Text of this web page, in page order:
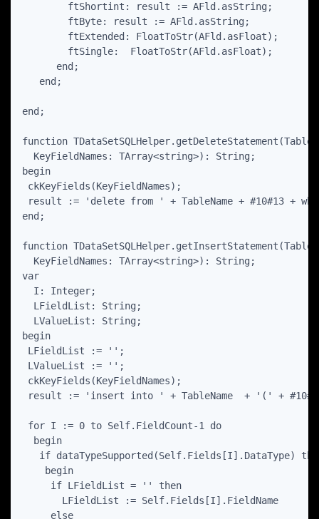
        ftShortint: result := AFld.asString;
        ftByte: result := AFld.asString;
        ftExtended: FloatToStr(AFld.asFloat);
        ftSingle:  FloatToStr(AFld.asFloat);
      end;
   end;
end;
function
  KeyFieldNames: TArray<string>): String;
begin
ckKeyFields(KeyFieldNames);
result := 'delete from ' + TableName + #10#13 +
end;
function
  KeyFieldNames: TArray<string>): String;
var
  I: Integer;
  LFieldList: String;
  LValueList: String;
begin
LFieldList := '';
LValueList := '';
ckKeyFields(KeyFieldNames);
result := 'insert into ' + TableName  + '(' +
for I := 0 to Self.FieldCount-1 do
  begin
if dataTypeSupported(Self.Fields[I].DataType)
    begin
     if LFieldList = '' then
       LFieldList := Self.Fields[I].FieldName
     else